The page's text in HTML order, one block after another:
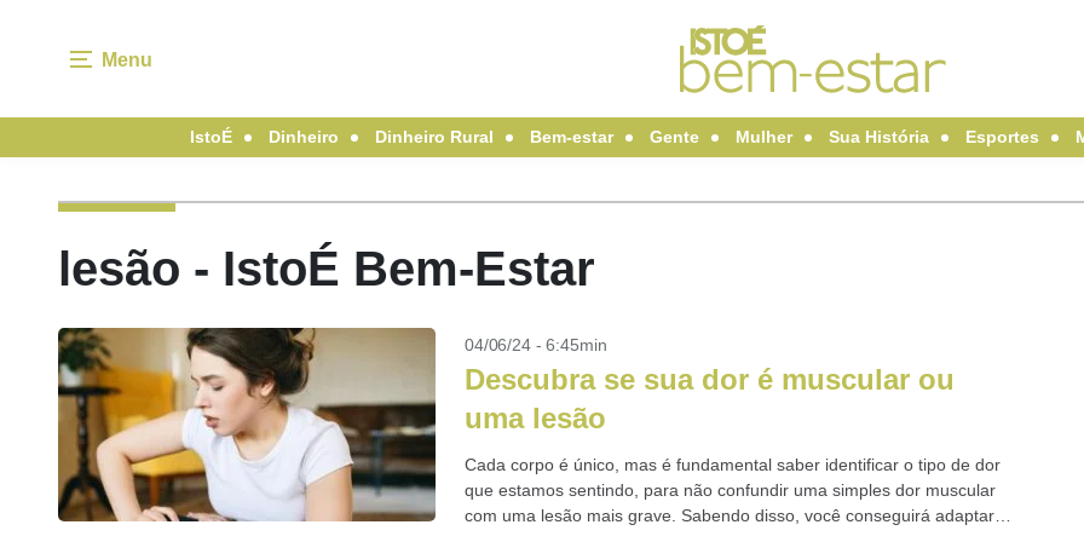
Menu
IstoÉ Dinheiro Dinheiro Rural Bem-estar Gente Mulher Sua História Esportes
lesão - IstoÉ Bem-Estar
04/06/24 - 6:45min
Descubra se sua dor é muscular ou
uma lesão
Cada corpo é único, mas é fundamental saber identificar o tipo de dor
que estamos sentindo, para não confundir uma simples dor muscular
com uma lesão mais grave. Sabendo disso, você conseguirá adaptar